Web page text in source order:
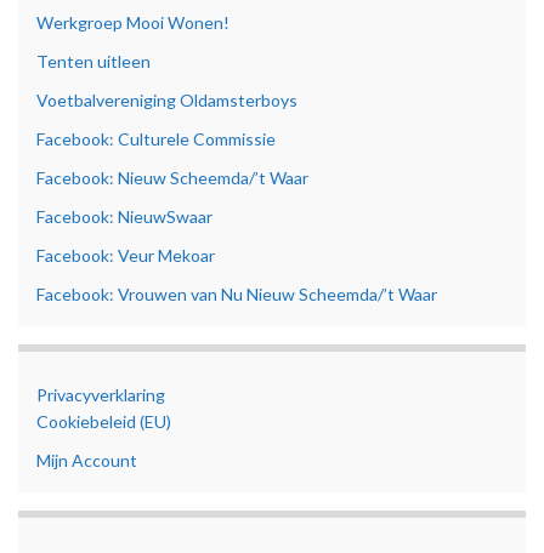
Werkgroep Mooi Wonen!
Tenten uitleen
Voetbalvereniging Oldamsterboys
Facebook: Culturele Commissie
Facebook: Nieuw Scheemda/’t Waar
Facebook: NieuwSwaar
Facebook: Veur Mekoar
Facebook: Vrouwen van Nu Nieuw Scheemda/’t Waar
Privacyverklaring
Cookiebeleid (EU)
Mijn Account